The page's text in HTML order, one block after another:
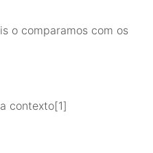
o comparamos com os
contexto[1]